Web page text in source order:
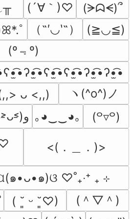
(´∀｀)♡
(ᗒᗣᗕ)՞
ﾟ （˶′◡‵˶）
(≧◡≦)
(º﹃º)
ᴗ <,,)
ヽ(^o^)ノ
(๑˃̵ᴗ˂̵)و ｡◕‿‿◕｡
(꒪▿꒪)
♡
<(．＿．)>
๑•ᴗ•๑)ଓ ♡˚₊‧⁺ ₊ ⊹
( ˘͈ ᵕ ˘͈♡)
(＾▽＾)